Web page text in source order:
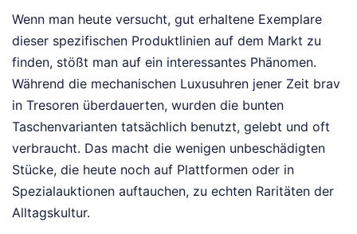
Wenn man heute versucht, gut erhaltene Exemplare
dieser spezifischen Produktlinien auf dem Markt zu
finden, stößt man auf ein interessantes Phänomen.
Während die mechanischen Luxusuhren jener Zeit brav
in Tresoren überdauerten, wurden die bunten
Taschenvarianten tatsächlich benutzt, gelebt und oft
verbraucht. Das macht die wenigen unbeschädigten
Stücke, die heute noch auf Plattformen oder in
Spezialauktionen auftauchen, zu echten Raritäten der
Alltagskultur.